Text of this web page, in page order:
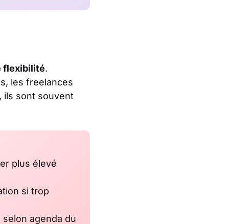
flexibilité.
les freelances
ils sont souvent
plus élevé
si trop
agenda du